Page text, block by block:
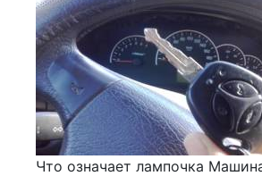
Что означает лампочка